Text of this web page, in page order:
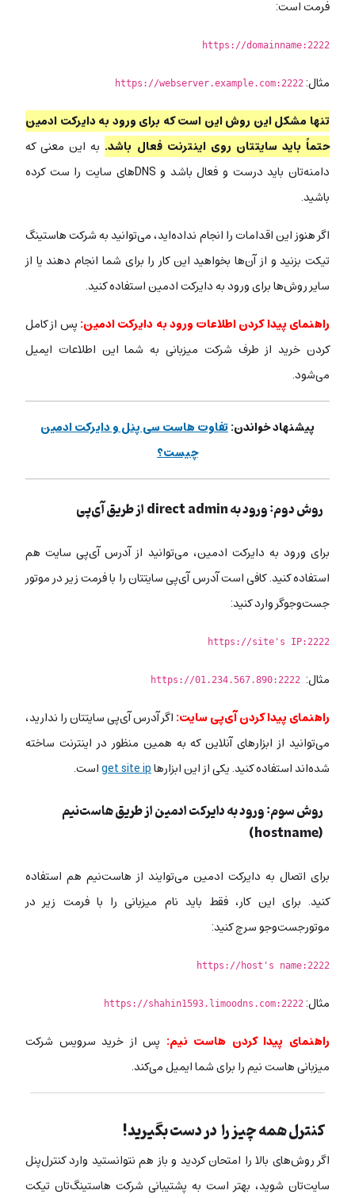
فرمت است:
https://domainname:2222
مثال: https://webserver.example.com:2222
تنها مشکل این روش این است که برای ورود به دایرکت ادمین
حتماً باید سایتتان روی اینترنت فعال باشد. به این معنی که
دامنه‌تان باید درست و فعال باشد و DNS‌های سایت را ست کرده‌
باشید.
اگر هنوز این اقدامات را انجام نداده‌اید، می‌توانید به شرکت هاستینگ
تیکت بزنید و از آن‌ها بخواهید این کار را برای شما انجام دهند یا از
سایر روش‌ها برای ورود به دایرکت ادمین استفاده کنید.
راهنمای پیدا کردن اطلاعات ورود به دایرکت ادمین:پس از کامل
کردن خرید از طرف شرکت میزبانی به شما این اطلاعات ایمیل
می‌شود.
پیشنهاد خواندن:تفاوت هاست سی پنل و دایرکت ادمین
چیست؟
روش دوم: ورود به direct admin از طریق آی‌پی
برای ورود به دایرکت ادمین، می‌توانید از آدرس آی‌پی سایت هم
استفاده کنید. کافی است آدرس آی‌پی سایتتان را با فرمت زیر در موتور
جست‌وجوگر وارد کنید:
https://site's IP:2222
مثال:
راهنمای پیدا کردن آی‌پی سایت:اگر آدرس آی‌پی سایتتان را ندارید،
می‌توانید از ابزارهای آنلاین که به همین منظور در اینترنت ساخته
شده‌اند استفاده کنید. یکی از این ابزارهاget site ipاست.
روش سوم:ورود به دایرکت ادمین از طریق هاست‌نیم
(hostname)
برای اتصال به دایرکت ادمین می‌توایند از هاست‌نیم هم استفاده
کنید. برای این کار، فقط باید نام میزبانی را با فرمت زیر در
موتورجست‌وجو سرچ کنید:
https://host's name:2222
مثال: https://shahin1593.limoodns.com:2222
راهنمای پیدا کردن هاست نیم: پس از خرید سرویس شرکت
میزبانی هاست نیم را برای شما ایمیل می‌کند.
کنترل همه‌ چیز را در دست بگیرید!
اگر روش‌های بالا را امتحان کردید و باز هم نتوانستید وارد کنترل‌پنل
سایت‌تان شوید،‌ بهتر است به پشتیبانی شرکت هاستینگ‌تان تیکت